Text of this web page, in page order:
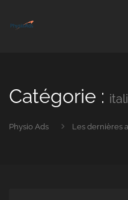
Catégorie :
Physio Ads Les dernières